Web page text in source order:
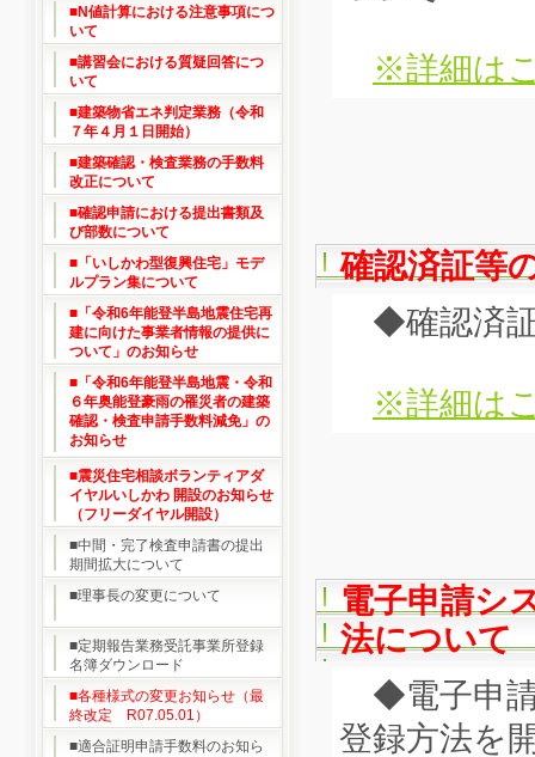
※詳細は
確認済証等
◆確認済証
※詳細は
電子申請シ
法について
◆電子申請
登録方法を
■N値計算における注意事項につ
いて
■講習会における質疑回答につ
いて
■建築物省エネ判定業務（令和
７年４月１日開始）
■建築確認・検査業務の手数料
改正について
■確認申請における提出書類及
び部数について
■「いしかわ型復興住宅」モデ
ルプラン集について
■「令和6年能登半島地震住宅再
建に向けた事業者情報の提供に
ついて」のお知らせ
■「令和6年能登半島地震・令和
６年奥能登豪雨の罹災者の建築
確認・検査申請手数料減免」の
お知らせ
■震災住宅相談ボランティアダ
イヤルいしかわ 開設のお知らせ
（フリーダイヤル開設）
■中間・完了検査申請書の提出
期間拡大について
■理事長の変更について
■定期報告業務受託事業所登録
名簿ダウンロード
■各種様式の変更お知らせ（最
終改定 R07.05.01）
■適合証明申請手数料のお知ら